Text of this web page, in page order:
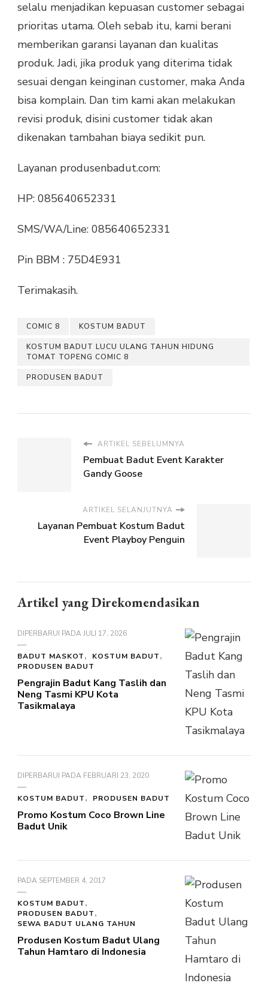
selalu menjadikan kepuasan customer sebagai
prioritas utama. Oleh sebab itu, kami berani
memberikan garansi layanan dan kualitas
produk. Jadi, jika produk yang diterima tidak
sesuai dengan keinginan customer, maka Anda
bisa komplain. Dan tim kami akan melakukan
revisi produk, disini customer tidak akan
dikenakan tambahan biaya sedikit pun.
Layanan produsenbadut.com:
HP: 085640652331
SMS/WA/Line: 085640652331
Pin BBM : 75D4E931
Terimakasih.
COMIC 8 KOSTUM BADUT
KOSTUM BADUT LUCU ULANG TAHUN HIDUNG
TOMAT TOPENG COMIC 8
PRODUSEN BADUT
ARTIKEL SEBELUMNYA
Pembuat Badut Event Karakter
Gandy Goose
ARTIKEL SELANJUTNYA
Layanan Pembuat Kostum Badut
Event Playboy Penguin
Artikel yang Direkomendasikan
DIPERBARUI PADAJULI 17, 2026
BADUT MASKOT
KOSTUM BADUT
PRODUSEN BADUT
Pengrajin Badut Kang Taslih dan
Neng Tasmi KPU Kota
Tasikmalaya
DIPERBARUI PADA FEBRUARI 23, 2020
KOSTUM BADUT PRODUSEN BADUT
Promo Kostum Coco Brown Line
Badut Unik
PADA SEPTEMBER 4, 2017
KOSTUM BADUT
PRODUSEN BADUT
SEWA BADUT ULANG TAHUN
Produsen Kostum Badut Ulang
Tahun Hamtaro di Indonesia